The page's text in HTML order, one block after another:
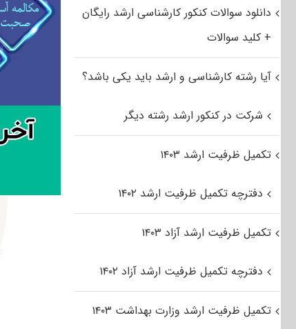
دانلود سوالات کنکور کارشناسی ارشد رایگان
+ کلید سوالات
آیا رشته کارشناسی و ارشد باید یکی باشد؟
شرکت در کنکور ارشد رشته دیگر
تکمیل ظرفیت ارشد ۱۴۰۳
دفترچه تکمیل ظرفیت ارشد ۱۴۰۲
تکمیل ظرفیت ارشد آزاد ۱۴۰۳
دفترچه تکمیل ظرفیت ارشد آزاد ۱۴۰۲
تکمیل ظرفیت ارشد وزارت بهداشت ۱۴۰۳